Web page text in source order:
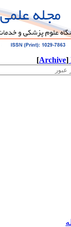
[Archive]